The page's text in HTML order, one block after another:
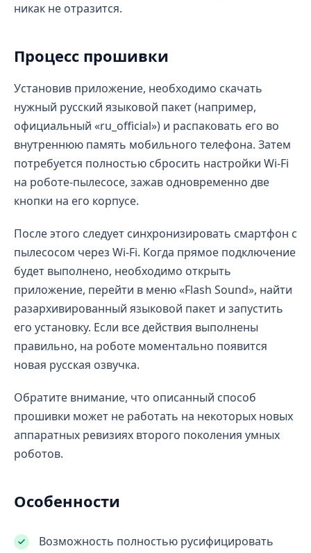
никак не отразится.
Процесс прошивки
Установив приложение, необходимо скачать
нужный русский языковой пакет (например,
официальный «ru_official») и распаковать его во
внутреннюю память мобильного телефона. Затем
потребуется полностью сбросить настройки Wi-Fi
на роботе-пылесосе, зажав одновременно две
кнопки на его корпусе.
После этого следует синхронизировать смартфон с
пылесосом через Wi-Fi. Когда прямое подключение
будет выполнено, необходимо открыть
приложение, перейти в меню «Flash Sound», найти
разархивированный языковой пакет и запустить
его установку. Если все действия выполнены
правильно, на роботе моментально появится
новая русская озвучка.
Обратите внимание, что описанный способ
прошивки может не работать на некоторых новых
аппаратных ревизиях второго поколения умных
роботов.
Особенности
Возможность полностью русифицировать